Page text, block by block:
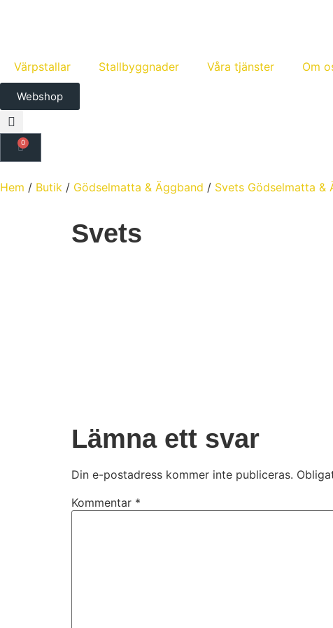
Värpstallar Stallbyggnader Våra tjänster Om
Webshop
0
Hem / Butik / Gödselmatta & Äggband / Svets Gödselmatta &
Svets
Lämna ett svar
Din e-postadress kommer inte publiceras.
Kommentar *